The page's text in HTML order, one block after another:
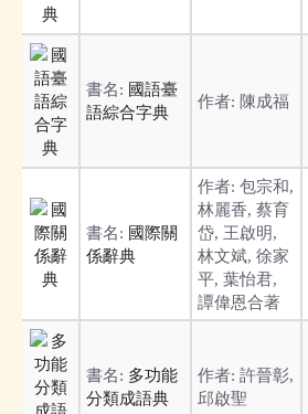
書名: 國語臺
語綜合字典
作者: 陳成福
書名: 國際關
係辭典
作者: 包宗和,
林麗香, 蔡育
岱, 王啟明,
林文斌, 徐家
平, 葉怡君,
譚偉恩合著
書名: 多功能
分類成語典
作者: 許晉彰,
邱啟聖